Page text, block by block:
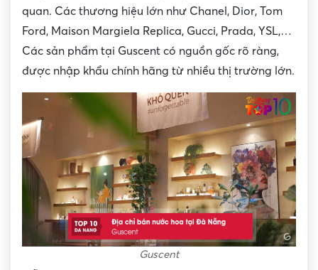
quan. Các thương hiệu lớn như Chanel, Dior, Tom
Ford, Maison Margiela Replica, Gucci, Prada, YSL,…
Các sản phẩm tại Guscent có nguồn gốc rõ ràng,
được nhập khẩu chính hãng từ nhiều thị trường lớn.
Guscent